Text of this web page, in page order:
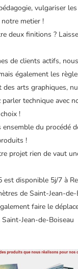
vulgariser
notre metier !
deux finitions ?
de clients actifs,
également les
des arts graphiques,
parler technique avec
!
ensemble du procédé
!
projet rien de vaut
est disponible 5j/7 à
de Saint-Jean-de-
faire le
Jean-de-Boiseau